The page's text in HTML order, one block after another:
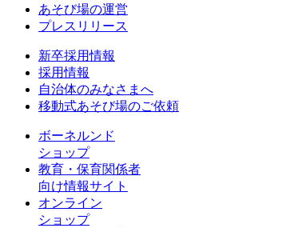
あそび場の運営
プレスリリース
新卒採用情報
採用情報
自治体のみなさまへ
移動式あそび場のご依頼
ボーネルンド
ショップ
教育・保育関係者
向け情報サイト
オンライン
ショップ